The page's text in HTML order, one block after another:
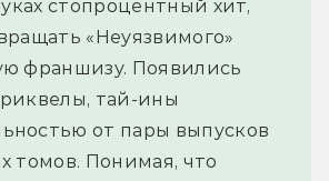
стопроцентный хит,
«Неуязвимого»
франшизу. Появились
тай-ины
от пары выпусков
томов. Понимая, что